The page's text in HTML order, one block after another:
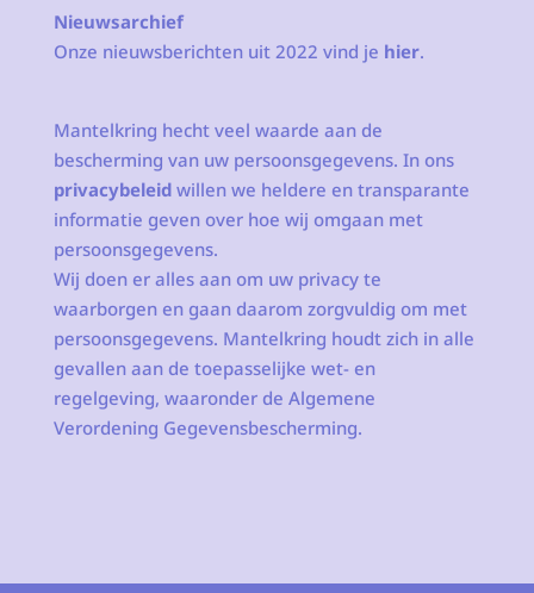
Nieuwsarchief
Onze nieuwsberichten uit 2022 vind je hier.
Mantelkring hecht veel waarde aan de
bescherming van uw persoonsgegevens. In ons
privacybeleidwillen we heldere en transparante
informatie geven over hoe wij omgaan met
persoonsgegevens.
Wij doen er alles aan om uw privacy te
waarborgen en gaan daarom zorgvuldig om met
persoonsgegevens. Mantelkring houdt zich in alle
gevallen aan de toepasselijke wet- en
regelgeving, waaronder de Algemene
Verordening Gegevensbescherming.